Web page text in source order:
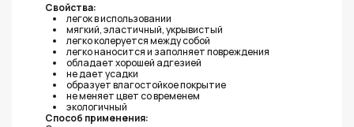
Свойства:
легок в использовании
мягкий, эластичный, укрывистый
легко колеруется между собой
легко наносится и заполняет повреждения
обладает хорошей адгезией
не дает усадки
образует влагостойкое покрытие
не меняет цвет со временем
экологичный
Способ применения: